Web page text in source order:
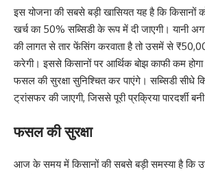
इस योजना की सबसे बड़ी खासियत यह है कि किसानों
खर्च का 50% सब्सिडी के रूप में दी जाएगी। यानी
की लागत से तार फेंसिंग करवाता है तो उसमें से
करेगी। इससे किसानों पर आर्थिक बोझ काफी कम
फसल की सुरक्षा सुनिश्चित कर पाएंगे। सब्सिडी सीधे
ट्रांसफर की जाएगी, जिससे पूरी प्रक्रिया पारदर्शी
फसल की सुरक्षा
आज के समय में किसानों की सबसे बड़ी समस्या है कि